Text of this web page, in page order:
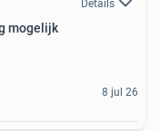
Details
mogelijk
8 jul 26